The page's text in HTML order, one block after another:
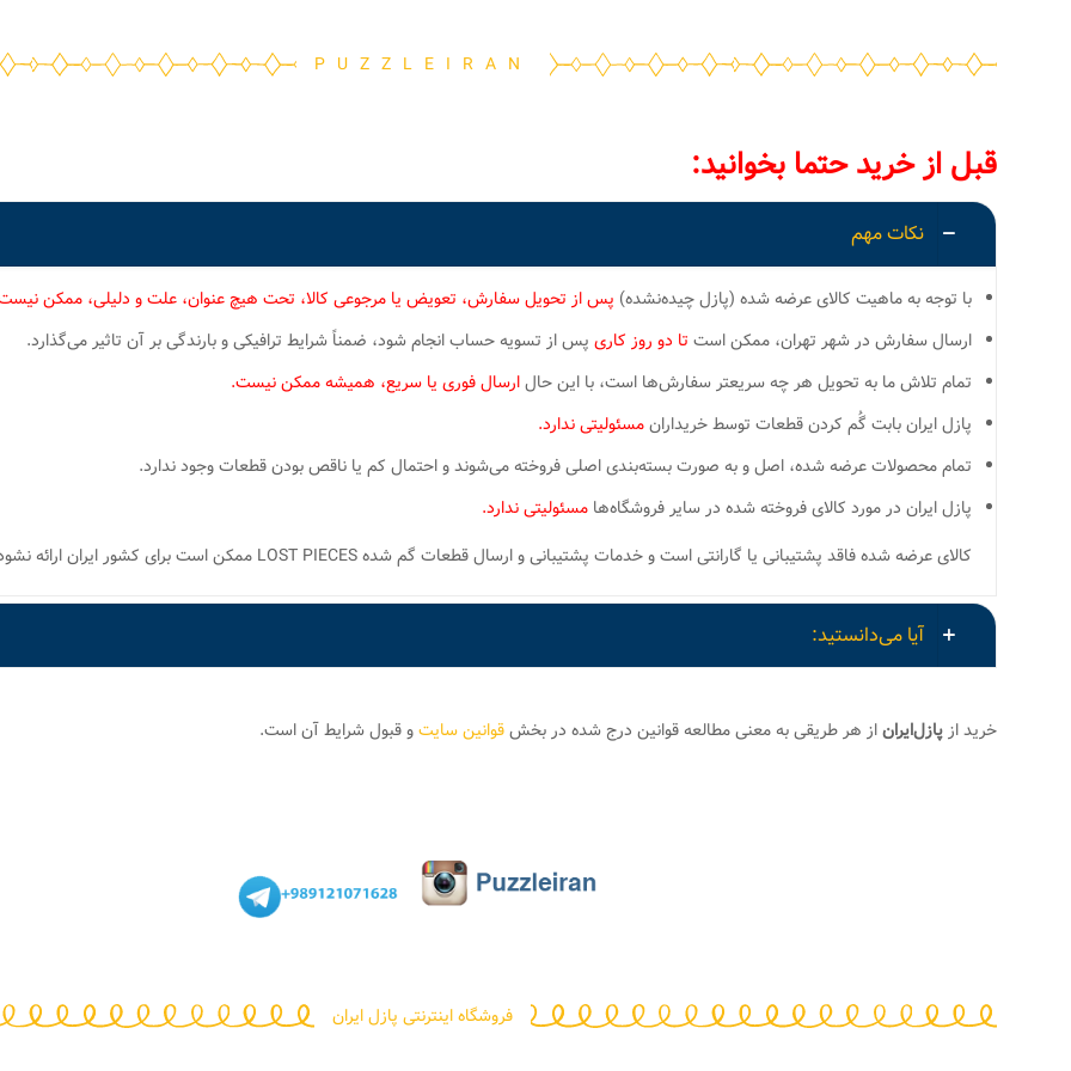
PUZZLEIRAN
قبل از خرید حتما بخوانید:
نکات مهم
با توجه به ماهیت کالای عرضه شده (پازل چیده‌نشده) پس از تحویل سفارش، تعویض یا مرجوعی کالا، تحت هیچ عنوان، علت و دلیلی، ممکن
ارسال سفارش در شهر تهران، ممکن است تا دو روز کاری پس از تسویه حساب انجام شود، ضمناً شرایط ترافیکی و بارندگی بر آن تاثیر می‌گذارد.
تمام تلاش ما به تحویل هر چه سریعتر سفارش‌ها است، با این حالارسال فوری یا سریع، همیشه ممکن نیست.
پازل ایران بابت گُم کردن قطعات توسط خریدارانمسئولیتی ندارد.
تمام محصولات عرضه شده، اصل و به صورت بسته‌بندی اصلی فروخته می‌شوند و احتمال کم یا ناقص بودن قطعات وجود ندارد.
پازل ایران در مورد کالای فروخته شده در سایر فروشگاه‌ها مسئولیتی ندارد.
کالای عرضه شده فاقد پشتیبانی یا گارانتی است و خدمات پشتیبانی و ارسال قطعات گم شده LOST PIECES ممکن است برای کشور ایران ارائه نشود.
آیا می‌دانستید:
خرید از پازل‌ایراناز هر طریقی به معنی مطالعه قوانین درج شده در بخشقوانین سایتو قبول شرایط آن است.
فروشگاه اینترنتی پازل ایران